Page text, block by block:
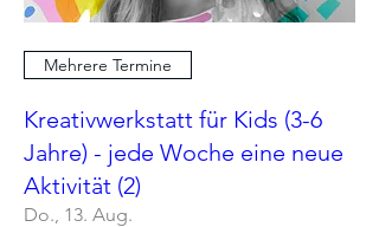
Mehrere Termine
Kreativwerkstatt für Kids (3-6
Jahre) - jede Woche eine neue
Aktivität (2)
Do., 13. Aug.